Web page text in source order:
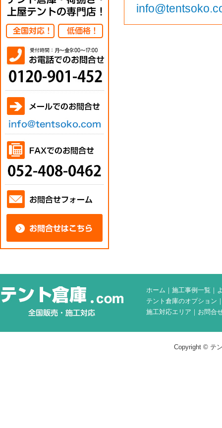
ホーム ｜ 施工事例一覧 ｜
テント倉庫のオプション
施工対応エリア ｜ お問合
Copyright © テ